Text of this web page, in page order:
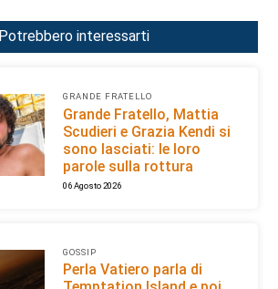
Potrebbero interessarti
GRANDE FRATELLO
Grande Fratello, Mattia
Scudieri e Grazia Kendi si
sono lasciati: le loro
parole sulla rottura
06 Agosto 2026
GOSSIP
Perla Vatiero parla di